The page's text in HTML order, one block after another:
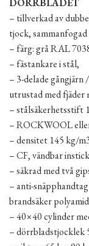
DÖRRBLADET
– tillverkad av
tjock,
– färg: grå RAL
– fästankare i stål,
– 3-delade
utrustad med fjäder
– stålsäkerhetsstift
– ROCKWOOL
– densitet 145 kg/
– CF, vändbar
– säkrad med två
– anti-
brandsäker
– 40×40 cylinder
– dörrbladstjocklek